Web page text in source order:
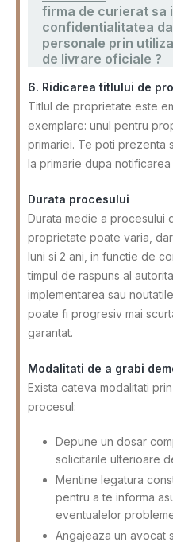
firma de curierat sa
confidentialitatea
personale prin
de livrare oficiale ?
6. Ridicarea titlului de
Titlul de proprietate este
exemplare: unul pentru
primariei. Te poti prezenta
la primarie dupa notificarea
Durata procesului
Durata medie a procesului
proprietate poate varia,
luni si 2 ani, in functie de
timpul de raspuns al
implementarea sau
poate fi progresiv mai
garantat.
Modalitati de a grabi
Exista cateva modalitati
procesul:
Depune un dosar
solicitarile ulterioare
Mentine legatura
pentru a te informa
eventualelor
Angajeaza un avocat